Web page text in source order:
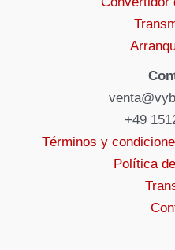
+49
Términos y
Política